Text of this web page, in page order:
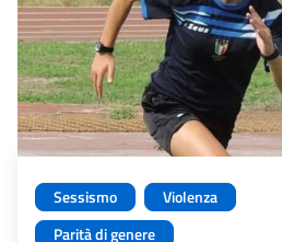
Sessismo
Violenza
Parità di genere